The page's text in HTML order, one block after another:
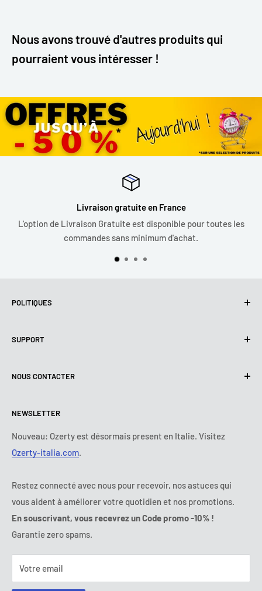
Nous avons trouvé d'autres produits qui
pourraient vous intéresser !
Livraison gratuite en France
L'option de Livraison Gratuite est disponible pour toutes les
commandes sans minimum d'achat.
POLITIQUES
Utilisation de cookies (RGPD)
Politique de livraison
Conditions de paiement
Termes et conditions d'abonnement
SUPPORT
Nous contacter
Mentions légales
FAQ
Règlement en Ligne des Litiges
NOUS CONTACTER
Mardi :9:00 - 18:00
Mercredi :9:00 - 18:00
Jeudi :
9:00 - 18:00
Samedi - Dimanche :
09 70 01 97 37
E-mail:
contact@ozerty-france.com
NEWSLETTER
Nouveau: Ozerty est désormais present en Italie. Visitez
Ozerty-italia.com.
Restez connecté avec nous pour recevoir, nos astuces qui
vous aident à améliorer votre quotidien et nos promotions.
En souscrivant, vous recevrez un Code promo -10% !
Garantie zero spams.
Votre email